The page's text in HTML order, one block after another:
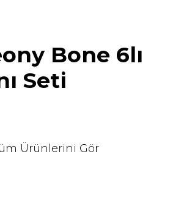
Bone 6lı
Seti
Ürünlerini Gör